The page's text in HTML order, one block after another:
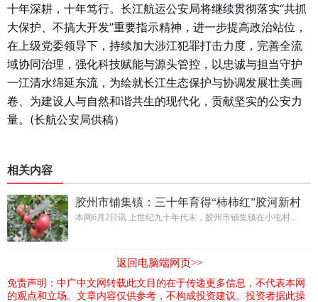
十年深耕，十年笃行。长江航运公安局将继续贯彻落实“共抓
大保护、不搞大开发”重要指示精神，进一步提高政治站位，
在上级党委领导下，持续加大涉江犯罪打击力度，完善全流
域协同治理，强化科技赋能与源头管控，以忠诚与担当守护
一江清水绵延东流，为绘就长江生态保护与协调发展壮美画
卷、为建设人与自然和谐共生的现代化，贡献坚实的公安力
量。(长航公安局供稿）
相关内容
胶州市铺集镇：三十年育得“柿柿红”胶河新村
新产业
本网6月2日讯 上世纪九十年代末，胶州市铺集镇在小屯村...
返回电脑端网页>>
免责声明：中广中文网转载此文目的在于传递更多信息，不代表本网
的观点和立场。文章内容仅供参考，不构成投资建议。投资者据此操